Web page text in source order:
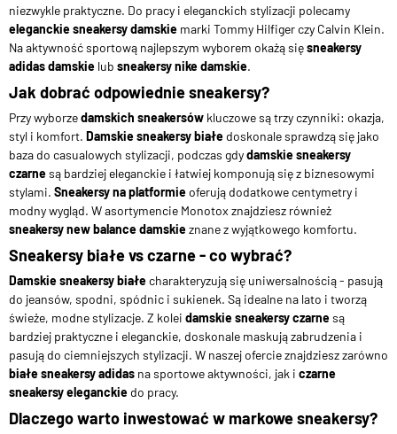
niezwykle praktyczne. Do pracy i eleganckich stylizacji polecamy
eleganckie sneakersy damskie marki Tommy Hilfiger czy Calvin Klein.
Na aktywność sportową najlepszym wyborem okażą sięsneakersy
adidas damskie lub sneakersy nike damskie.
Jak dobrać odpowiednie sneakersy?
Przy wyborzedamskich sneakersów kluczowe są trzy czynniki: okazja,
styl i komfort. Damskie sneakersy białe doskonale sprawdzą się jako
baza do casualowych stylizacji, podczas gdydamskie sneakersy
czarnesą bardziej eleganckie i łatwiej komponują się z biznesowymi
stylami. Sneakersy na platformieoferują dodatkowe centymetry i
modny wygląd. W asortymencie Monotox znajdziesz również
sneakersy new balance damskieznane z wyjątkowego komfortu.
Sneakersy białe vs czarne - co wybrać?
Damskie sneakersy białecharakteryzują się uniwersalnością - pasują
do jeansów, spodni, spódnic i sukienek. Są idealne na lato i tworzą
świeże, modne stylizacje. Z kolei damskie sneakersy czarnesą
bardziej praktyczne i eleganckie, doskonale maskują zabrudzenia i
pasują do ciemniejszych stylizacji. W naszej ofercie znajdziesz zarówno
białe sneakersy adidas na sportowe aktywności, jak i czarne
sneakersy eleganckie do pracy.
Dlaczego warto inwestować w markowe sneakersy?